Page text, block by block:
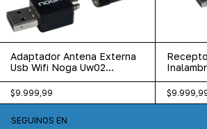
Adaptador Antena Externa
Usb Wifi Noga Uw02
$9.999,99
SEGUINOS EN